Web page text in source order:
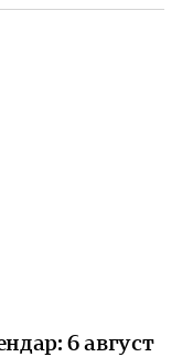
6 август